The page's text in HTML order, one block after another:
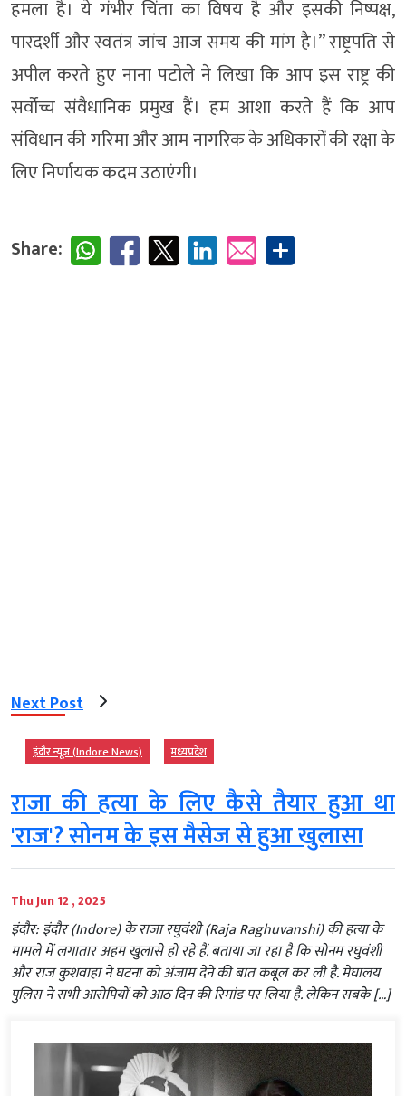
हमला है। ये गंभीर चिंता का विषय है और इसकी निष्पक्ष,
पारदर्शी और स्वतंत्र जांच आज समय की मांग है।” राष्ट्रपति से
अपील करते हुए नाना पटोले ने लिखा कि आप इस राष्ट्र की
सर्वोच्च संवैधानिक प्रमुख हैं। हम आशा करते हैं कि आप
संविधान की गरिमा और आम नागरिक के अधिकारों की रक्षा के
लिए निर्णायक कदम उठाएंगी।
Share:
Next Post
इंदौर न्यूज़ (Indore News) मध्‍यप्रदेश
राजा की हत्या के लिए कैसे तैयार हुआ था
'राज'? सोनम के इस मैसेज से हुआ खुलासा
Thu Jun 12 , 2025
इंदौर: इंदौर (Indore) के राजा रघुवंशी (Raja Raghuvanshi) की हत्या के
मामले में लगातार अहम खुलासे हो रहे हैं. बताया जा रहा है कि सोनम रघुवंशी
और राज कुशवाहा ने घटना को अंजाम देने की बात कबूल कर ली है. मेघालय
पुलिस ने सभी आरोपियों को आठ दिन की रिमांड पर लिया है. लेकिन सबके […]